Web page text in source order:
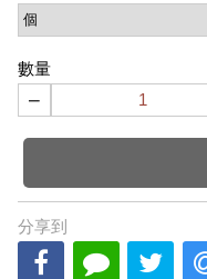
數量
−
分享到